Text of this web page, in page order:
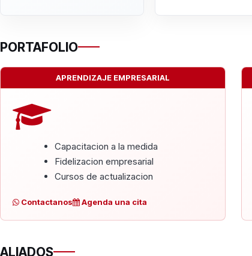
PORTAFOLIO
APRENDIZAJE EMPRESARIAL
Capacitacion a la medida
Fidelizacion empresarial
Cursos de actualizacion
Contactanos Agenda una cita
ALIADOS